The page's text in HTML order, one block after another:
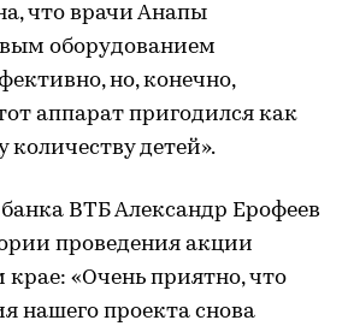
что врачи Анапы
оборудованием
но, конечно,
аппарат пригодился как
детей».
ВТБ Александр Ерофеев
проведения акции
«Очень приятно, что
нашего проекта снова